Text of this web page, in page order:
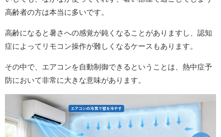
高齢者の方は本当に多いです。
高齢になると暑さへの感覚が鈍くなることがありますし、認知
症によってリモコン操作が難しくなるケースもあります。
その中で、エアコンを自動制御できるということは、熱中症予
防において非常に大きな意味があります。